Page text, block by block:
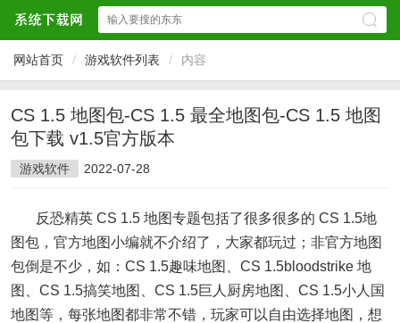
网站首页 / 游戏软件列表 / 内容
CS 1.5 地图包-CS 1.5 最全地图包-CS 1.5 地图
包下载 v1.5官方版本
游戏软件 2022-07-28
反恐精英 CS 1.5 地图专题包括了很多很多的 CS 1.5地
图包，官方地图小编就不介绍了，大家都玩过；非官方地图
包倒是不少，如：CS 1.5趣味地图、CS 1.5bloodstrike 地
图、CS 1.5搞笑地图、CS 1.5巨人厨房地图、CS 1.5小人国
地图等，每张地图都非常不错，玩家可以自由选择地图，想